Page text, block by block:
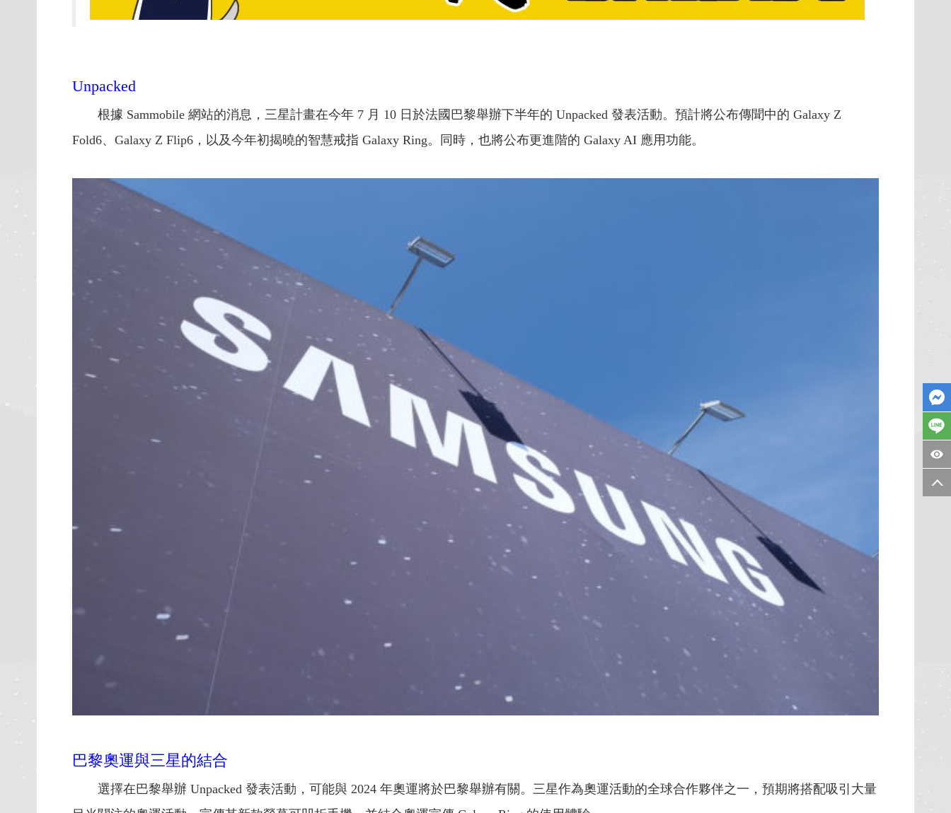
Unpacked
根據 Sammobile 網站的消息，三星計畫在今年 7 月 10 日於法國巴黎舉辦下半年的 Unpacked 發表活動。預計將公布傳聞中的 Galaxy Z
Fold6、Galaxy Z Flip6，以及今年初揭曉的智慧戒指 Galaxy Ring。同時，也將公布更進階的 Galaxy AI 應用功能。
巴黎奧運與三星的結合
選擇在巴黎舉辦 Unpacked 發表活動，可能與 2024 年奧運將於巴黎舉辦有關。三星作為奧運活動的全球合作夥伴之一，預期將搭配吸引大量